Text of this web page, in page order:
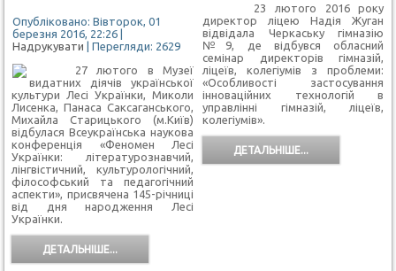
Опубліковано: Вівторок, 01
березня 2016, 22:26 |
Надрукувати | Перегляди: 2629
27 лютого в Музеї
видатних діячів української
культури Лесі Українки, Миколи
Лисенка, Панаса Саксаганського,
Михайла Старицького (м.Київ)
відбулася Всеукраїнська наукова
конференція «Феномен Лесі
Українки: літературознавчий,
лінгвістичний, культурологічний,
філософський та педагогічний
аспекти», присвячена 145-річниці
від дня народження Лесі
Українки.
ДЕТАЛЬНІШЕ...
23 лютого 2016 року
директор ліцею Надія Жуган
відвідала Черкаську гімназію
№9, де відбувся обласний
семінар директорів гімназій,
ліцеїв, колегіумів з проблеми:
«Особливості застосування
інноваційних технологій в
управлінні гімназій, ліцеїв,
колегіумів».
ДЕТАЛЬНІШЕ...